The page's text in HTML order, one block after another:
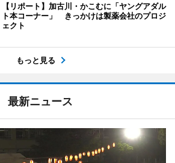
【リポート】加古川・かこむに「ヤングアダル
ト本コーナー」 きっかけは製薬会社のプロジ
ェクト
もっと見る
最新ニュース